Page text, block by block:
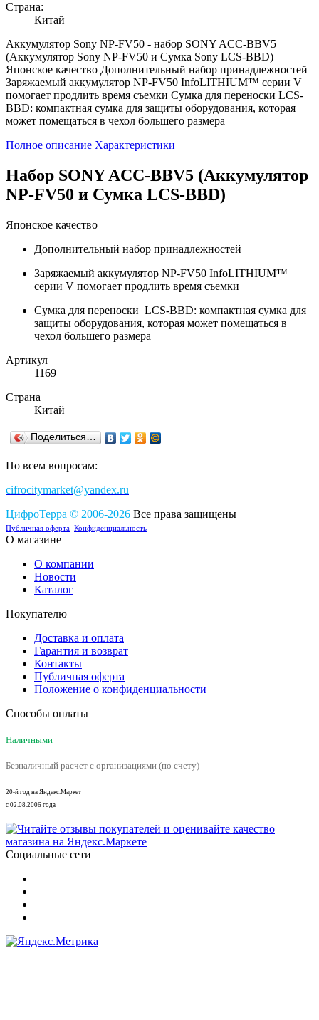
Страна:
Китай
Аккумулятор Sony NP-FV50 - набор SONY ACC-BBV5
(Аккумулятор Sony NP-FV50 и Сумка Sony LCS-BBD)
Японское качество Дополнительный набор принадлежностей
Заряжаемый аккумулятор NP-FV50 InfoLITHIUM™ серии V
помогает продлить время съемки Cумка для переноски LCS-
BBD: компактная сумка для защиты оборудования, которая
может помещаться в чехол большего размера
Полное описание Характеристики
Набор SONY ACC-BBV5 (Аккумулятор
NP-FV50 и Сумка LCS-BBD)
Японское качество
Дополнительный набор принадлежностей
Заряжаемый аккумулятор NP-FV50 InfoLITHIUM™
серии V помогает продлить время съемки
Cумка для переноски LCS-BBD: компактная сумка для
защиты оборудования, которая может помещаться в
чехол большего размера
Артикул
1169
Страна
Китай
Поделиться…
По всем вопросам:
cifrocitymarket@yandex.ru
ЦифроТерра © 2006-2026 Все права защищены
Публичная оферта Конфиденциальность
О магазине
О компании
Новости
Каталог
Покупателю
Доставка и оплата
Гарантия и возврат
Контакты
Публичная оферта
Положение о конфиденциальности
Способы оплаты
Наличными
Безналичный расчет с организациями (по счету)
20-й год на Яндекс.Маркет
с 02.08.2006 года
Социальные сети